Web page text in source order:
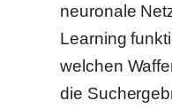
neuronale
Learning
welchen
die